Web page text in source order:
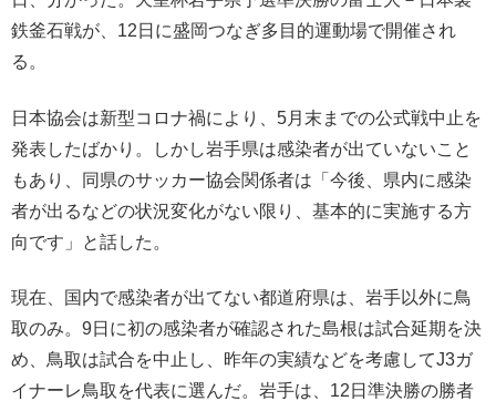
鉄釜石戦が、12日に盛岡つなぎ多目的運動場で開催され
る。
日本協会は新型コロナ禍により、5月末までの公式戦中止を
発表したばかり。しかし岩手県は感染者が出ていないこと
もあり、同県のサッカー協会関係者は「今後、県内に感染
者が出るなどの状況変化がない限り、基本的に実施する方
向です」と話した。
現在、国内で感染者が出てない都道府県は、岩手以外に鳥
取のみ。9日に初の感染者が確認された島根は試合延期を決
め、鳥取は試合を中止し、昨年の実績などを考慮してJ3ガ
イナーレ鳥取を代表に選んだ。岩手は、12日準決勝の勝者